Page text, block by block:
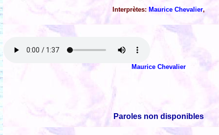
Interprètes:Maurice Chevalier,
Maurice Chevalier
Paroles non disponibles